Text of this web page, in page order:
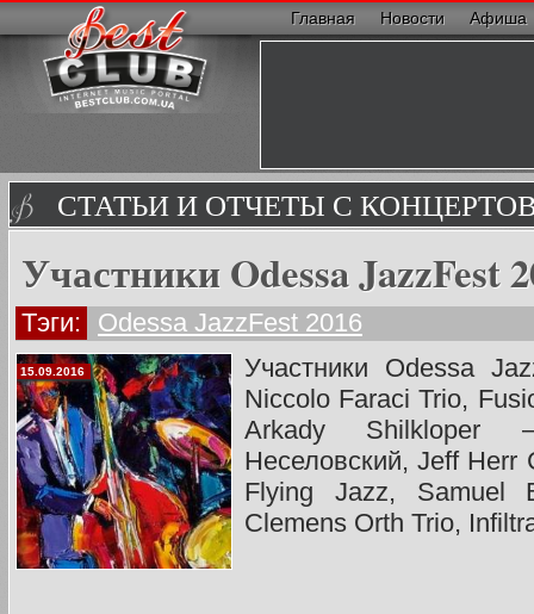
Главная Новости Афиша
СТАТЬИ И ОТЧЕТЫ С
Участники Odessa JazzFest
Тэги: Odessa JazzFest 2016
15.09.2016
Участники Odessa
Niccolo Faraci Trio,
Arkady
Неселовский, Jeff Herr
Flying Jazz, Samuel
Clemens Orth Trio,